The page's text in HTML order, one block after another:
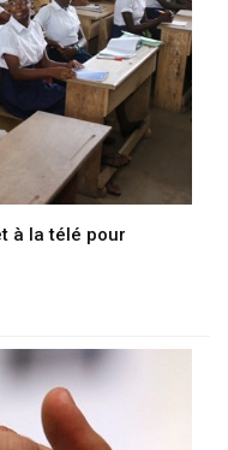
à la télé pour